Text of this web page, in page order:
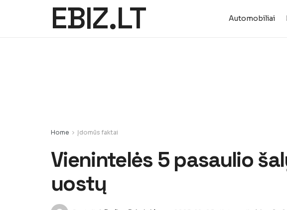
EBIZ.LT Automobiliai
Home Įdomūs faktai
Vienintelės 5 pasaulio
uostų